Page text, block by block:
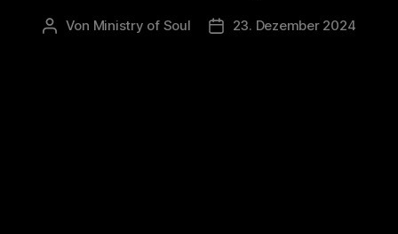
Beitragsautor
Von Ministry of Soul Veröffentlichungsdatum
23. Dezember 2024